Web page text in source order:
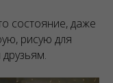
состояние, даже
рисую для